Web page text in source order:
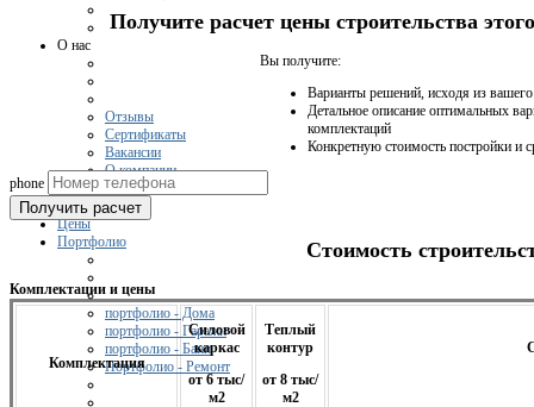
О нас
Отзывы
Сертификаты
Вакансии
О компании
Цены
Портфолио
портфолио - Дома
портфолио - Гаражи
портфолио - Бани
Портфолио - Ремонт
Получите расчет цены строительства
Вы получите:
Варианты решений, исходя из
Детальное описание оптимальных
комплектаций
Конкретную стоимость постройки и
phone
Получить расчет
Стоимость
Комплектации и цены
Комплектация
Силовой
каркас
от 6 тыс/
м2
Теплый
контур
от 8 тыс/
м2